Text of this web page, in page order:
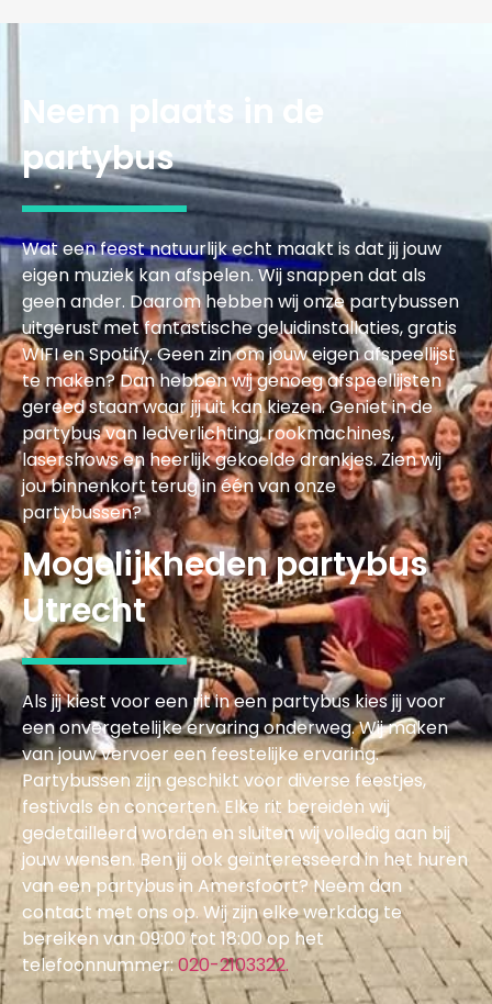
Neem plaats in de
partybus
Wat een feest natuurlijk echt maakt is dat jij jouw
eigen muziek kan afspelen. Wij snappen dat als
geen ander. Daarom hebben wij onze partybussen
uitgerust met fantastische geluidinstallaties, gratis
WIFI en Spotify. Geen zin om jouw eigen afspeellijst
te maken? Dan hebben wij genoeg afspeellijsten
gereed staan waar jij uit kan kiezen. Geniet in de
partybus van ledverlichting, rookmachines,
lasershows en heerlijk gekoelde drankjes. Zien wij
jou binnenkort terug in één van onze
partybussen?
Mogelijkheden partybus
Utrecht
Als jij kiest voor een rit in een partybus kies jij voor
een onvergetelijke ervaring onderweg. Wij maken
van jouw vervoer een feestelijke ervaring.
Partybussen zijn geschikt voor diverse feestjes,
festivals en concerten. Elke rit bereiden wij
gedetailleerd worden en sluiten wij volledig aan bij
jouw wensen. Ben jij ook geïnteresseerd in het huren
van een partybus in Amersfoort? Neem dan
contact met ons op. Wij zijn elke werkdag te
bereiken van 09:00 tot 18:00 op het
telefoonnummer:020-2103322.